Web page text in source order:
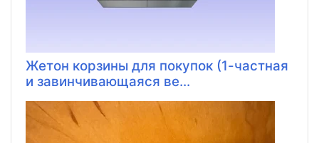
Жетон корзины для покупок (1-частная
и завинчивающаяся ве...